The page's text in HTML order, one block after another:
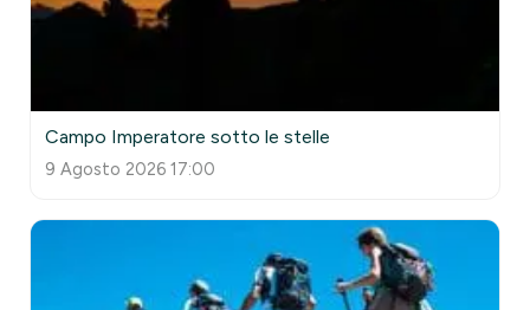
Campo Imperatore sotto le stelle
9 Agosto 2026 17:00